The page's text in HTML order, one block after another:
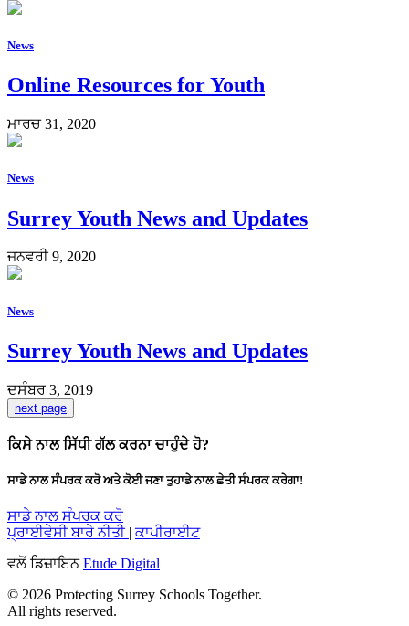
News
Online Resources for Youth
ਮਾਰਚ 31, 2020
News
Surrey Youth News and Updates
ਜਨਵਰੀ 9, 2020
News
Surrey Youth News and Updates
ਦਸੰਬਰ 3, 2019
next page
ਕਿਸੇ ਨਾਲ ਸਿੱਧੀ ਗੱਲ ਕਰਨਾ ਚਾਹੁੰਦੇ ਹੋ?
ਸਾਡੇ ਨਾਲ ਸੰਪਰਕ ਕਰੋ ਅਤੇ ਕੋਈ ਜਣਾ ਤੁਹਾਡੇ ਨਾਲ ਛੇਤੀ ਸੰਪਰਕ ਕਰੇਗਾ!
ਸਾਡੇ ਨਾਲ ਸੰਪਰਕ ਕਰੋ
ਪ੍ਰਾਈਵੇਸੀ ਬਾਰੇ ਨੀਤੀ | ਕਾਪੀਰਾਈਟ
ਵਲੋਂ ਡਿਜ਼ਾਇਨEtude Digital
© 2026 Protecting Surrey Schools Together.
All rights reserved.